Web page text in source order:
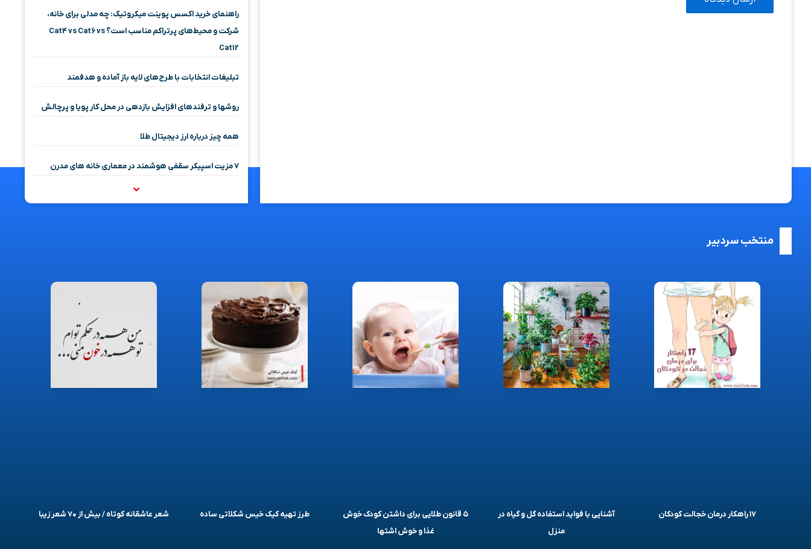
راهنمای خرید اکسس پوینت میکروتیک: چه مدلی برای خانه،
شرکت و محیط‌های پرتراکم مناسب است؟ Cat4 vs Cat6 vs
Cat12
تبلیغات انتخابات با طرح‌های لایه باز آماده و هدفمند
روشها و ترفندهای افزایش بازدهی در محل کار پویا و پرچالش
همه چیز درباره ارز دیجیتال طلا
۷ مزیت اسپیکر سقفی هوشمند در معماری خانه‌ های مدرن
منتخب سردبیر
۱۷ راهکار درمان خجالت کودکان
آشنایی با فواید استفاده گل و گیاه در
منزل
۵ قانون طلایی برای داشتن کودک خوش
غذا و خوش اشتها
طرز تهیه کیک خیس شکلاتی ساده شعر عاشقانه کوتاه / بیش از ۷۰ شعر زیبا